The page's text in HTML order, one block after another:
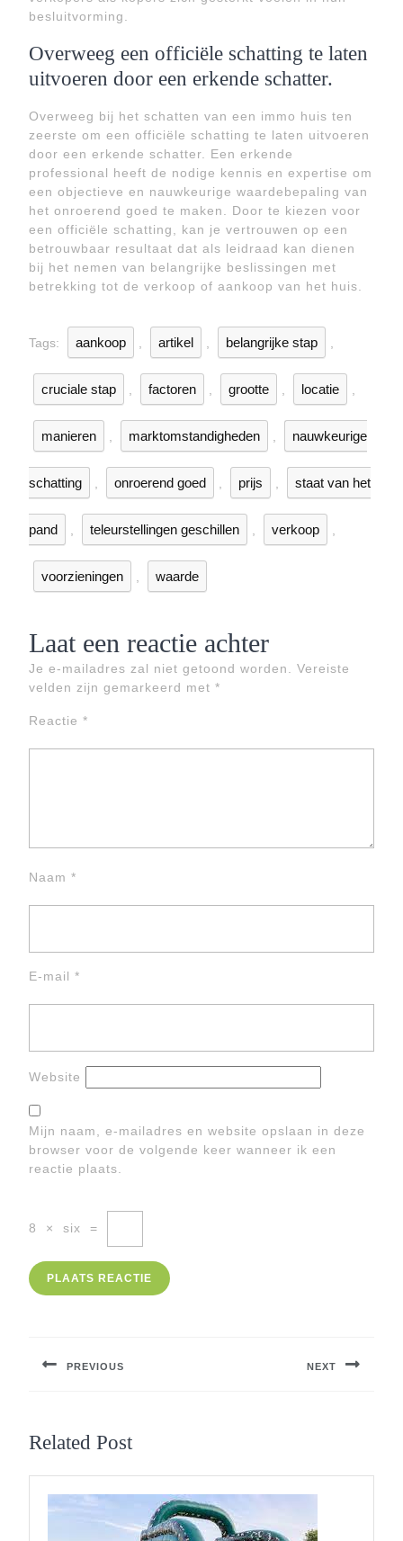
besluitvorming.
Overweeg een officiële schatting te laten
uitvoeren door een erkende schatter.
Overweeg bij het schatten van een immo huis ten
zeerste om een officiële schatting te laten uitvoeren
door een erkende schatter. Een erkende
professional heeft de nodige kennis en expertise om
een objectieve en nauwkeurige waardebepaling van
het onroerend goed te maken. Door te kiezen voor
een officiële schatting, kan je vertrouwen op een
betrouwbaar resultaat dat als leidraad kan dienen
bij het nemen van belangrijke beslissingen met
betrekking tot de verkoop of aankoop van het huis.
Tags: aankoop artikel belangrijke stap
cruciale stap factoren grootte locatie
manieren marktomstandigheden nauwkeurige
schatting onroerend goed prijs staat van het
pand teleurstellingen geschillen verkoop
voorzieningen waarde
Laat een reactie achter
Je e-mailadres zal niet getoond worden.
Vereiste
velden zijn gemarkeerd met *
Reactie *
Naam *
E-mail *
Website
Mijn naam, e-mailadres en website opslaan in deze
browser voor de volgende keer wanneer ik een
reactie plaats.
8 × six =
PREVIOUS NEXT
Related Post